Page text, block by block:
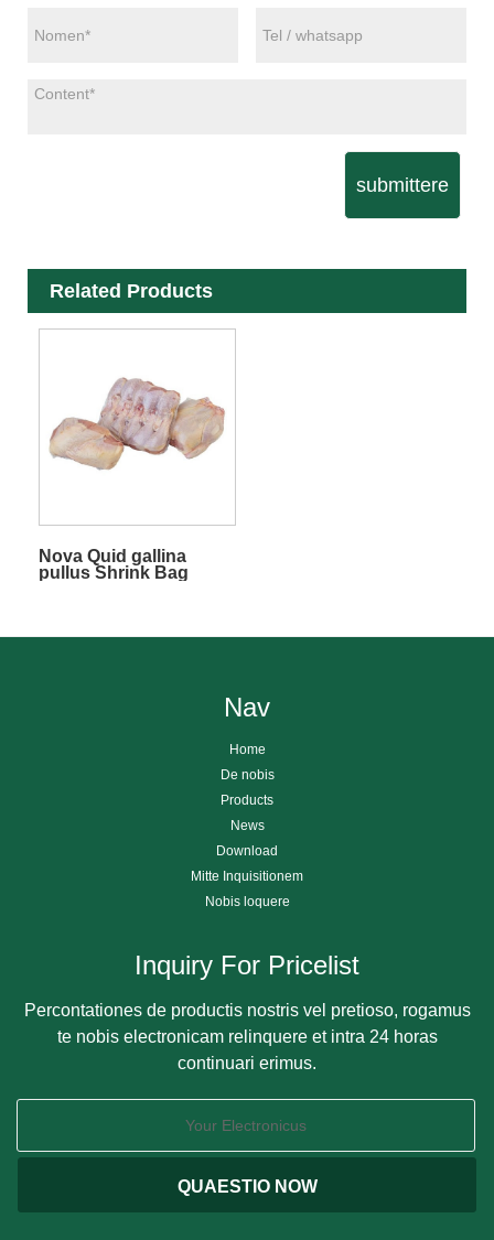
submittere
Related Products
Nova Quid gallina
pullus Shrink Bag
Nav
Home
De nobis
Products
News
Download
Mitte Inquisitionem
Nobis loquere
Inquiry For Pricelist
Percontationes de productis nostris vel pretioso, rogamus
te nobis electronicam relinquere et intra 24 horas
continuari erimus.